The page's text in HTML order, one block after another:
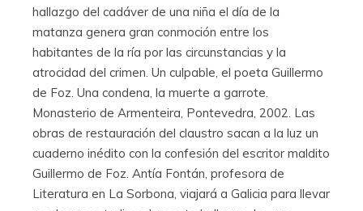
hallazgo del cadáver de una niña el día de la
matanza genera gran conmoción entre los
habitantes de la ría por las circunstancias y la
atrocidad del crimen. Un culpable, el poeta Guillermo
de Foz. Una condena, la muerte a garrote.
Monasterio de Armenteira, Pontevedra, 2002. Las
obras de restauración del claustro sacan a la luz un
cuaderno inédito con la confesión del escritor maldito
Guillermo de Foz. Antía Fontán, profesora de
Literatura en La Sorbona, viajará a Galicia para llevar